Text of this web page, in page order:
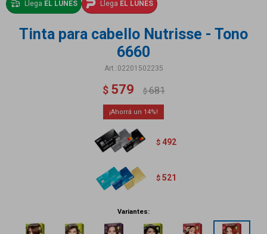
Llega EL LUNES Llega EL LUNES
Tinta para cabello Nutrisse - Tono
6660
02201502235
$ 579 $ 681
14
$ 492
$ 521
Variantes: